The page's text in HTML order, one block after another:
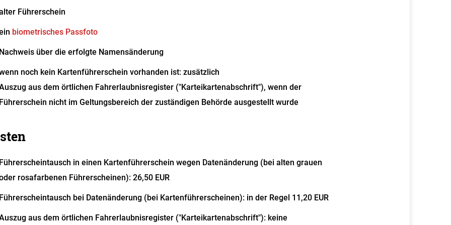
Führerschein
biometrisches Passfoto
über die erfolgte Namensänderung
noch kein Kartenführerschein vorhanden ist: zusätzlich
aus dem örtlichen Fahrerlaubnisregister ("Karteikartenabschrift"), wenn der
nicht im Geltungsbereich der zuständigen Behörde ausgestellt wurde
in einen Kartenführerschein wegen Datenänderung (bei alten grauen
rosafarbenen Führerscheinen): 26,50 EUR
bei Datenänderung (bei Kartenführerscheinen): in der Regel 11,20 EUR
aus dem örtlichen Fahrerlaubnisregister ("Karteikartenabschrift"): keine